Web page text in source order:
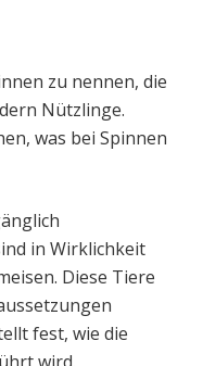
zu nennen, die
Nützlinge.
was bei Spinnen
in Wirklichkeit
Diese Tiere
fest, wie die